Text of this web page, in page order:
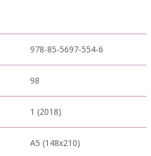
978-85-5697-554-6
98
1 (2018)
A5 (148x210)